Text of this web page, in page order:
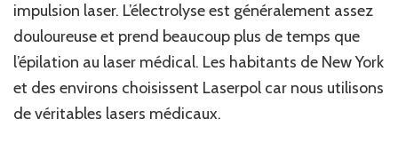
impulsion laser. L’électrolyse est généralement assez
douloureuse et prend beaucoup plus de temps que
l’épilation au laser médical. Les habitants de New York
et des environs choisissent Laserpol car nous utilisons
de véritables lasers médicaux.